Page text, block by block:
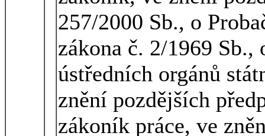
257/2000 Sb., o
zákona č. 2/1969
ústředních orgánů
znění pozdějších
zákoník práce, ve